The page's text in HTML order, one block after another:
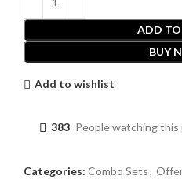
ADD
BUY
Add to wishlist
383 People watching
Categories: Combo Sets,